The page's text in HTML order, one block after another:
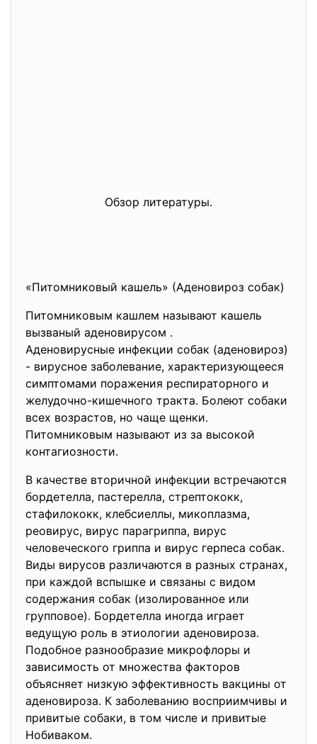
Обзор литературы.
«Питомниковый кашель» (Аденовироз собак)
Питомниковым кашлем называют кашель
вызваный аденовирусом .
Аденовирусные инфекции собак (аденовироз)
- вирусное заболевание, характеризующееся
симптомами поражения респираторного и
желудочно-кишечного тракта. Болеют собаки
всех возрастов, но чаще щенки.
Питомниковым называют из за высокой
контагиозности.
В качестве вторичной инфекции встречаются
бордетелла, пастерелла, стрептококк,
стафилококк, клебсиеллы, микоплазма,
реовирус, вирус парагриппа, вирус
человеческого гриппа и вирус герпеса собак.
Виды вирусов различаются в разных странах,
при каждой вспышке и связаны с видом
содержания собак (изолированное или
групповое). Бордетелла иногда играет
ведущую роль в этиологии аденовироза.
Подобное разнообразие микрофлоры и
зависимость от множества факторов
объясняет низкую эффективность вакцины от
аденовироза. К заболеванию восприимчивы и
привитые собаки, в том числе и привитые
Нобиваком.